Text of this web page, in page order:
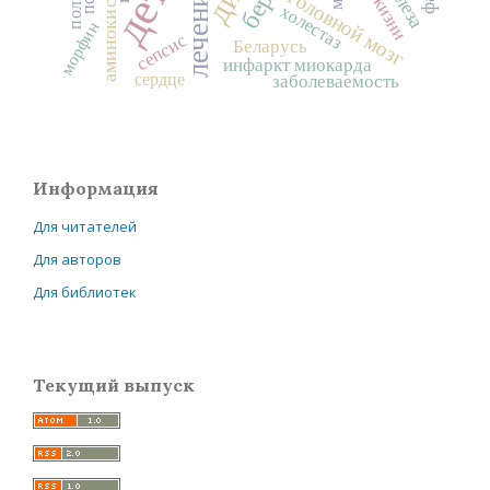
лечение головной мозг
холестаз
инфаркт миокарда
сепсис Беларусь
заболеваемость
морфин
сердце
Информация
Для читателей
Для авторов
Для библиотек
Текущий выпуск